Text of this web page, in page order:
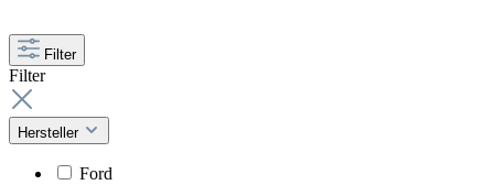
Filter
Filter
Hersteller
Ford